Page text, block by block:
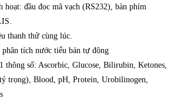
hoạt: đầu đọc mã vạch (RS232), bàn phím
thanh thử cùng lúc.
phân tích nước tiểu bán tự động
thông số: Ascorbic, Glucose, Bilirubin, Ketones,
trọng), Blood, pH, Protein, Urobilinogen,